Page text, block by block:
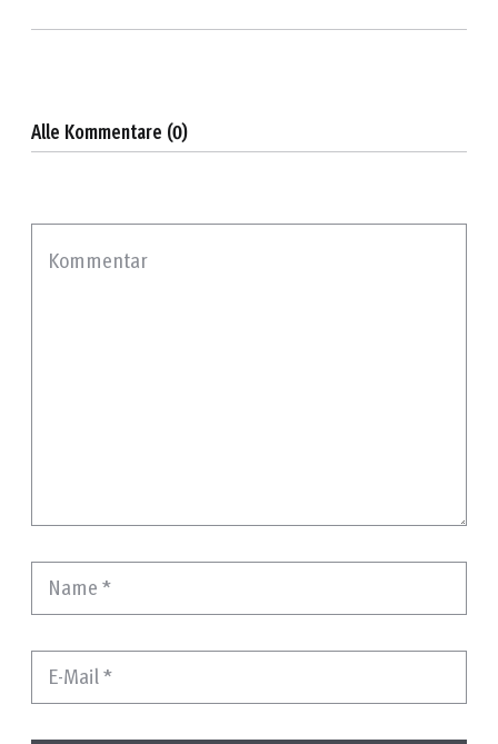
Alle Kommentare (0)
Kommentar
Name*
E-Mail*